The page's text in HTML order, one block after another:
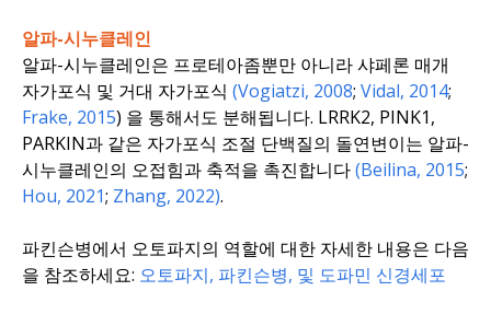
알파-시누클레인
알파-시누클레인은 프로테아좀뿐만 아니라 샤페론 매개
자가포식 및 거대 자가포식 (Vogiatzi, 2008; Vidal, 2014;
Frake, 2015) 을 통해서도 분해됩니다. LRRK2, PINK1,
PARKIN과 같은 자가포식 조절 단백질의 돌연변이는 알파-
시누클레인의 오접힘과 축적을 촉진합니다(Beilina, 2015;
Hou, 2021; Zhang, 2022).
파킨슨병에서 오토파지의 역할에 대한 자세한 내용은 다음
을 참조하세요: 오토파지, 파킨슨병, 및 도파민 신경세포